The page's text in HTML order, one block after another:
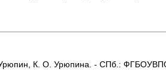
К. О. Урюпина. - СПб.: